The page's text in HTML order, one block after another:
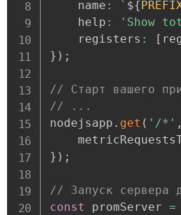
    name
: ` ${
    help
: 'Show
    registers
: [
} ) ;
// Старт вашего
// ...
nodejsapp . get ( '/*' ,
} ) ;
// Запуск сервера
const promServer =